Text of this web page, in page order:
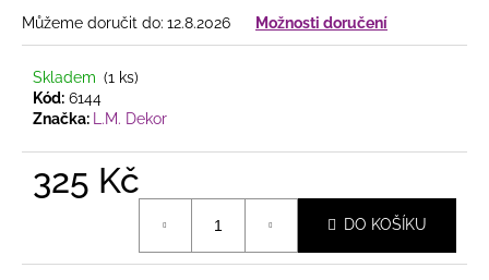
Můžeme doručit do: 12.8.2026 Možnosti doručení
Skladem (1 ks)
Kód: 6144
Značka: L.M. Dekor
325 Kč
DO KOŠÍKU
45